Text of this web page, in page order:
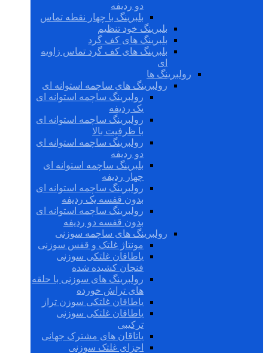
دو ردیفه
بلبرینگ با چهار نقطه تماس
بلبرینگ خود تنظیم
بلبرینگ های کف گرد
بلبرینگ های کف گرد تماس زاویه
ای
رولبرینگ ها
رولبرینگ های ساچمه استوانه ای
رولبرینگ ساچمه استوانه ای
یک ردیفه
رولبرینگ ساچمه استوانه ای
با ظرفیت بالا
رولبرینگ ساچمه استوانه ای
دو ردیفه
بلبرینگ ساچمه استوانه ای
چهار ردیفه
رولبرینگ ساچمه استوانه ای
بدون قفسه یک ردیفه
رولبرینگ ساچمه استوانه ای
بدون قفسه دو ردیفه
رولبرینگ های ساچمه سوزنی
مونتاژ غلتک و قفس سوزنی
یاطاقان غلتکی سوزنی
فنجان کشیده شده
رولبرینگ های سوزنی با حلقه
های تراش خورده
یاطاقان غلتکی سوزن تراز
یاطاقان غلتکی سوزنی
ترکیبی
یاتاقان های مشترک جهانی
اجزای غلتک سوزنی